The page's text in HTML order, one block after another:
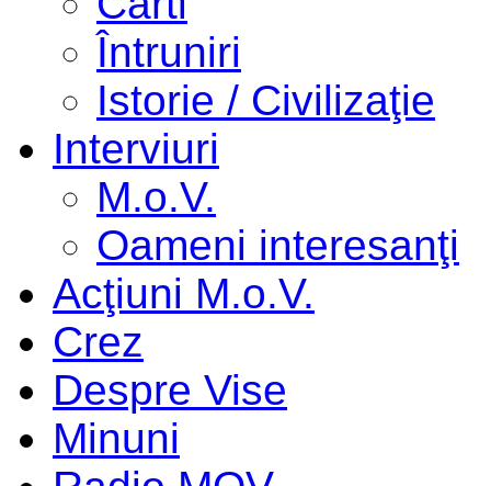
Întruniri
Istorie / Civilizaţie
Interviuri
M.o.V.
Oameni interesanţi
Acţiuni M.o.V.
Crez
Despre Vise
Minuni